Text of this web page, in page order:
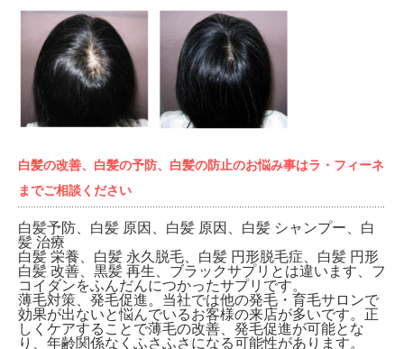
白髪の改善、白髪の予防、白髪の防止のお悩み事はラ・フィーネ
までご相談ください
白髪予防、白髪 原因、白髪 原因、白髪 シャンプー、白
髪 治療
白髪 栄養、白髪 永久脱毛、白髪 円形脱毛症、白髪 円形
白髪 改善、黒髪 再生、ブラックサプリとは違います、フ
コイダンをふんだんにつかったサプリです。
薄毛対策、発毛促進。当社では他の発毛・育毛サロンで
効果が出ないと悩んでいるお客様の来店が多いです。正
しくケアすることで薄毛の改善、発毛促進が可能とな
り、年齢関係なくふさふさになる可能性があります。